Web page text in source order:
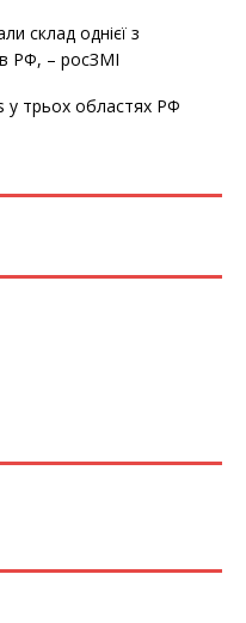
склад однієї з
РФ, – росЗМІ
у трьох областях РФ